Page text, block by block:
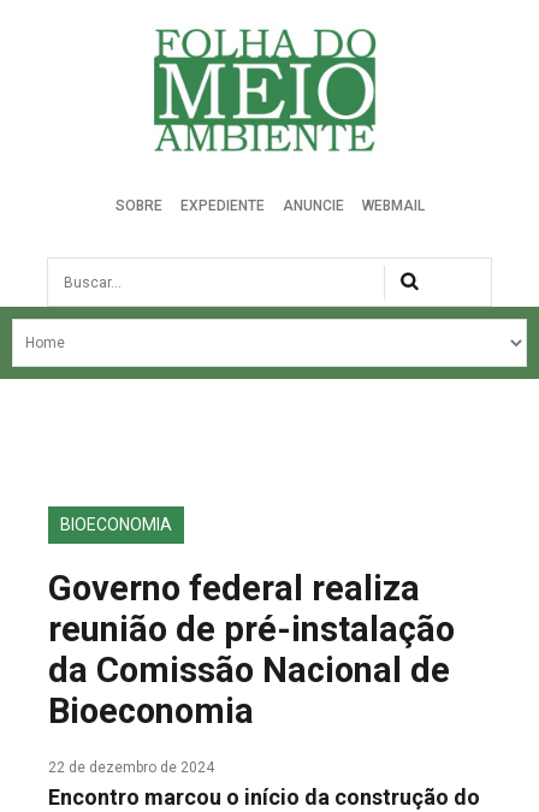
Folha do Meio Ambiente
SOBRE EXPEDIENTE ANUNCIE WEBMAIL
Busca
NOSSA HISTÓRIA
EDIÇÕES ANTERIORES
FALE CONOSCO
BIOECONOMIA
Governo federal realiza
reunião de pré-instalação
da Comissão Nacional de
Bioeconomia
22 de dezembro de 2024
Encontro marcou o início da construção do